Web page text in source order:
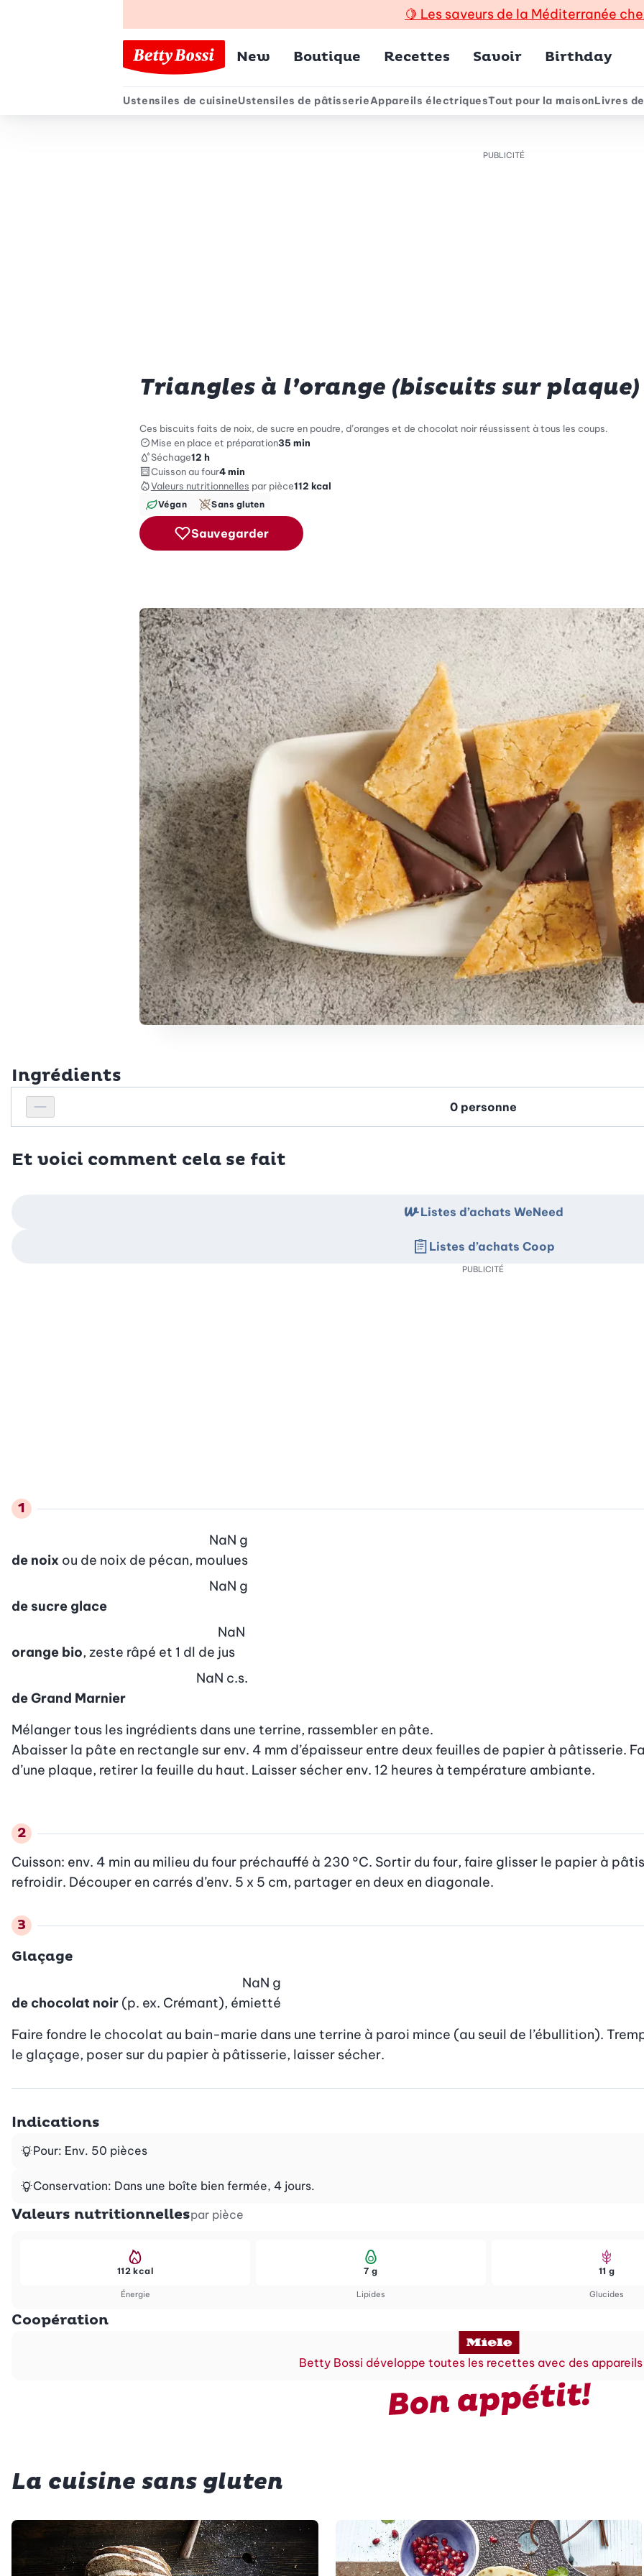
🍋 Les saveurs de la Méditerranée
Menu principal
New Boutique Recettes Savoir Birthday
Menu secondaire
Ustensiles de cuisineUstensiles de pâtisserieAppareils électriquesTout pour la maisonLivres
PUBLICITÉ
Triangles à l’orange (biscuits sur plaque)
Ces biscuits faits de noix, de sucre en poudre, d’oranges et de chocolat noir réussissent à tous les coups.
Mise en place et préparation35 min
Séchage12 h
Cuisson au four4 min
Valeurs nutritionnelles par pièce112 kcal
Végan Sans gluten
Sauvegarder
Ingrédients
Réduire le nombre de personnes
Personnes
Et voici comment cela se fait
de noix ou de noix de pécan, moulues
NaN g
de sucre glace
NaN g
orange bio, zeste râpé et 1 dl de jus
NaN
de Grand Marnier
NaN c.s.
Mélanger tous les ingrédients dans une terrine, rassembler en pâte.
Abaisser la pâte en rectangle sur env. 4 mm d’épaisseur entre deux feuilles de papier à pâtisserie.
d’une plaque, retirer la feuille du haut. Laisser sécher env. 12 heures à température ambiante.
Cuisson: env. 4 min au milieu du four préchauffé à 230 °C. Sortir du four, faire glisser le papier à
refroidir. Découper en carrés d’env. 5 x 5 cm, partager en deux en diagonale.
Glaçage
de chocolat noir (p. ex. Crémant), émietté
NaN g
Faire fondre le chocolat au bain-marie dans une terrine à paroi mince (au seuil de l’ébullition).
le glaçage, poser sur du papier à pâtisserie, laisser sécher.
Listes d’achats WeNeed
Listes d’achats Coop
PUBLICITÉ
Indications
Pour: Env. 50 pièces
Conservation: Dans une boîte bien fermée, 4 jours.
Valeurs nutritionnellespar pièce
Énergie
112 kcal
Lipides
7 g
Glucides
11 g
Coopération
Betty Bossi développe toutes les recettes avec des
Bon appétit!
La cuisine sans gluten